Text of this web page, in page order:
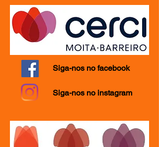
Siga-nos no facebook
Siga-nos no instagram